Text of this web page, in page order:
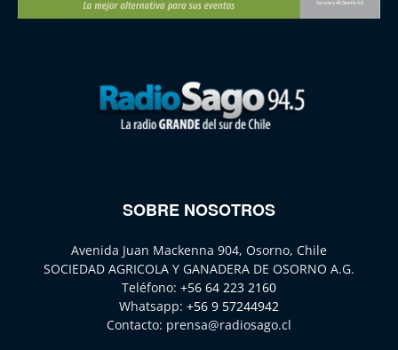
SOBRE NOSOTROS
Avenida Juan Mackenna 904, Osorno, Chile
SOCIEDAD AGRICOLA Y GANADERA DE OSORNO A.G.
Teléfono: +56 64 223 2160
Whatsapp: +56 9 57244942
Contacto: prensa@radiosago.cl